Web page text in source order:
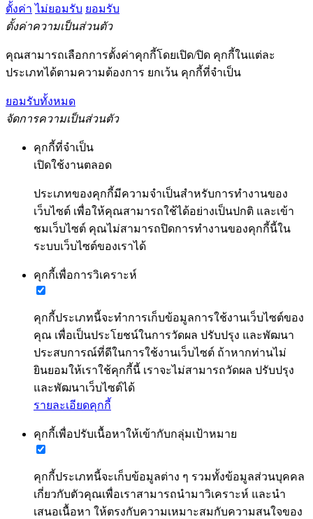
ตั้งค่า ไม่ยอมรับ ยอมรับ
ตั้งค่าความเป็นส่วนตัว
คุณสามารถเลือกการตั้งค่าคุกกี้โดยเปิด/ปิด คุกกี้ในแต่ละ
ประเภทได้ตามความต้องการ ยกเว้น คุกกี้ที่จำเป็น
ยอมรับทั้งหมด
จัดการความเป็นส่วนตัว
คุกกี้ที่จำเป็น
เปิดใช้งานตลอด
ประเภทของคุกกี้มีความจำเป็นสำหรับการทำงานของ
เว็บไซต์ เพื่อให้คุณสามารถใช้ได้อย่างเป็นปกติ และเข้า
ชมเว็บไซต์ คุณไม่สามารถปิดการทำงานของคุกกี้นี้ใน
ระบบเว็บไซต์ของเราได้
คุกกี้เพื่อการวิเคราะห์
คุกกี้ประเภทนี้จะทำการเก็บข้อมูลการใช้งานเว็บไซต์ของ
คุณ เพื่อเป็นประโยชน์ในการวัดผล ปรับปรุง และพัฒนา
ประสบการณ์ที่ดีในการใช้งานเว็บไซต์ ถ้าหากท่านไม่
ยินยอมให้เราใช้คุกกี้นี้ เราจะไม่สามารถวัดผล ปรับปรุง
และพัฒนาเว็บไซต์ได้
รายละเอียดคุกกี้
คุกกี้เพื่อปรับเนื้อหาให้เข้ากับกลุ่มเป้าหมาย
คุกกี้ประเภทนี้จะเก็บข้อมูลต่าง ๆ รวมทั้งข้อมูลส่วนบุคคล
เกี่ยวกับตัวคุณเพื่อเราสามารถนำมาวิเคราะห์ และนำ
เสนอเนื้อหา ให้ตรงกับความเหมาะสมกับความสนใจของ